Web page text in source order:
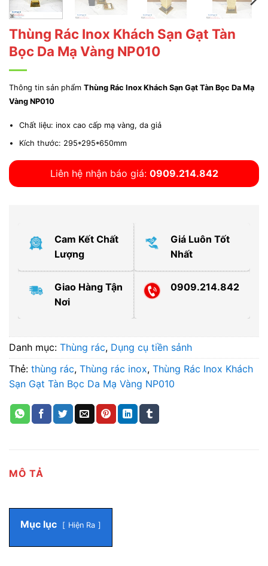
Thùng Rác Inox Khách Sạn Gạt Tàn
Bọc Da Mạ Vàng NP010
Thông tin sản phẩm Thùng Rác Inox Khách Sạn Gạt Tàn Bọc Da Mạ
Vàng NP010
Chất liệu: inox cao cấp mạ vàng, da giả
Kích thước: 295*295*650mm
Liên hệ nhận báo giá: 0909.214.842
Cam Kết Chất
Lượng
Giá Luôn Tốt
Nhất
Giao Hàng Tận
Nơi
0909.214.842
Danh mục: Thùng rác, Dụng cụ tiền sảnh
Thẻ: thùng rác, Thùng rác inox, Thùng Rác Inox Khách
Sạn Gạt Tàn Bọc Da Mạ Vàng NP010
MÔ TẢ
Mục lục Hiện Ra